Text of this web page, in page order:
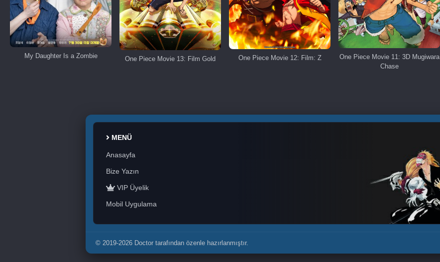
My Daughter Is a Zombie One Piece Movie 13: Film Gold One Piece Movie 12: Film: Z
One Piece Movie 11: 3D Mugiwara
Chase
MENÜ
Anasayfa
Bize Yazın
VIP Üyelik
Mobil Uygulama
© 2019-2026 Doctor tarafından özenle hazırlanmıştır.